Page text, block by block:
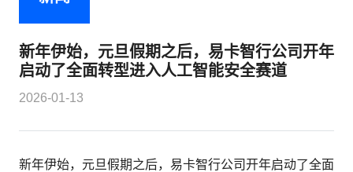
新年伊始，元旦假期之后，易卡智行公司开年
启动了全面转型进入人工智能安全赛道
2026-01-13
新年伊始，元旦假期之后，易卡智行公司开年启动了全面